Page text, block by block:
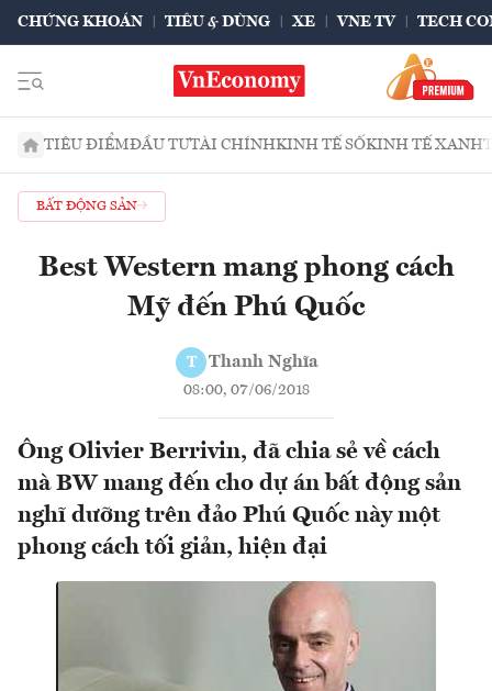
CHỨNG KHOÁN TIÊU & DÙNG XE VNE TV TECH
TIÊU ĐIỂMĐẦU TƯTÀI CHÍNHKINH TẾ SỐKINH TẾ XANH
BẤT ĐỘNG SẢN
Best Western mang phong cách
Mỹ đến Phú Quốc
T Thanh Nghĩa
08:00, 07/06/2018
Ông Olivier Berrivin, đã chia sẻ về cách
mà BW mang đến cho dự án bất động sản
nghĩ dưỡng trên đảo Phú Quốc này một
phong cách tối giản, hiện đại